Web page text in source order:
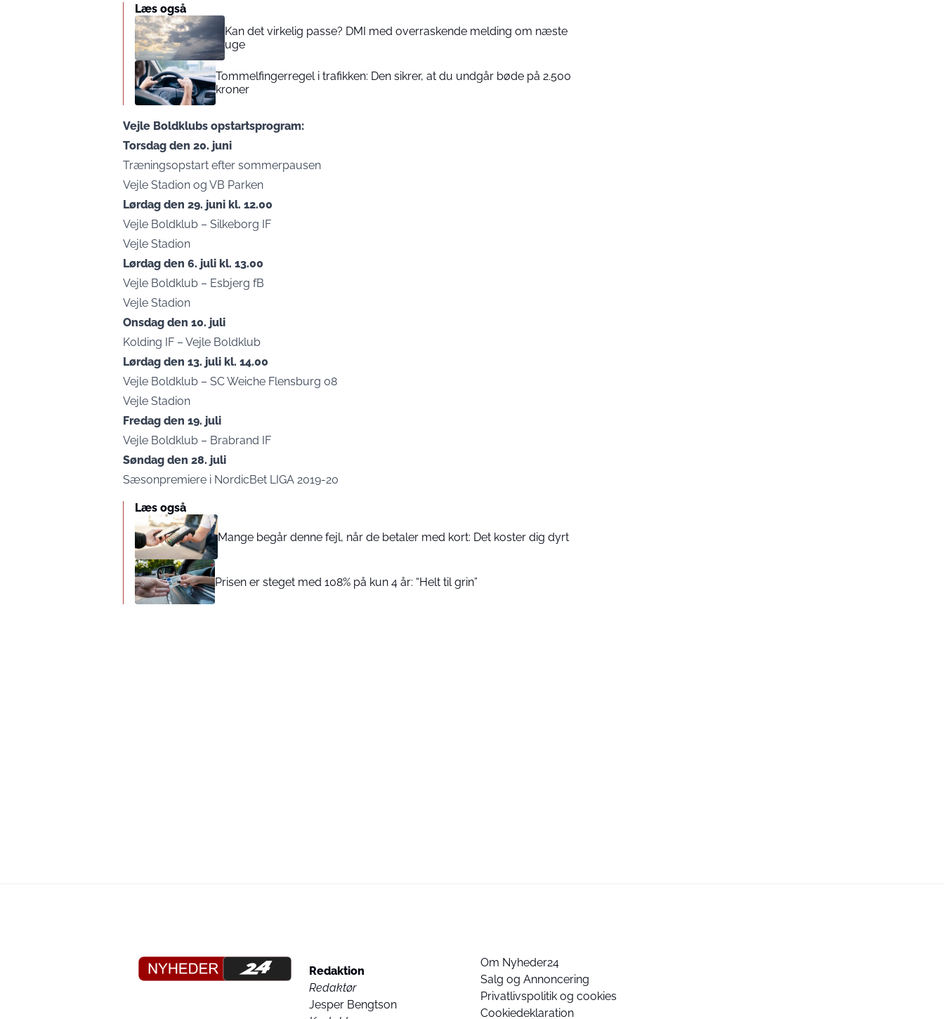
Læs også
Kan det virkelig passe? DMI med overraskende melding om næste
uge
Tommelfingerregel i trafikken: Den sikrer, at du undgår bøde på 2.500
kroner
Vejle Boldklubs opstartsprogram:
Torsdag den 20. juni
Træningsopstart efter sommerpausen
Vejle Stadion og VB Parken
Lørdag den 29. juni kl. 12.00
Vejle Boldklub – Silkeborg IF
Vejle Stadion
Lørdag den 6. juli kl. 13.00
Vejle Boldklub – Esbjerg fB
Vejle Stadion
Onsdag den 10. juli
Kolding IF – Vejle Boldklub
Lørdag den 13. juli kl. 14.00
Vejle Boldklub – SC Weiche Flensburg 08
Vejle Stadion
Fredag den 19. juli
Vejle Boldklub – Brabrand IF
Søndag den 28. juli
Sæsonpremiere i NordicBet LIGA 2019-20
Læs også
Mange begår denne fejl, når de betaler med kort: Det koster dig dyrt
Prisen er steget med 108% på kun 4 år: “Helt til grin”
Redaktion
Redaktør
Jesper Bengtson
Om Nyheder24
Salg og Annoncering
Privatlivspolitik og cookies
Cookiedeklaration